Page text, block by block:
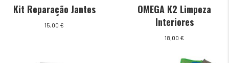
Kit Reparação Jantes
15,00 €
OMEGA K2 Limpeza
Interiores
18,00 €